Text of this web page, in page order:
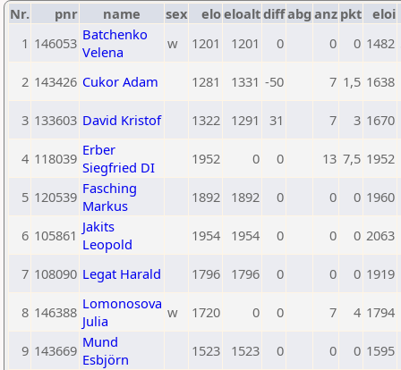
Nr. pnr name sex eloeloaltdiffabg anz pkt eloi
1 146053 Batchenko
Velena
w 1201 1201 0 0 0 1482
2 143426 Cukor Adam 1281 1331 -50 7 1,5 1638
3 133603 David Kristof 1322 1291 31 7 3 1670
4 118039 Erber
Siegfried DI
1952 0 0 13 7,5 1952
5 120539 Fasching
Markus
1892 1892 0 0 0 1960
6 105861 Jakits
Leopold
1954 1954 0 0 0 2063
7 108090 Legat Harald 1796 1796 0 0 0 1919
8 146388 Lomonosova
Julia
w 1720 0 0 7 4 1794
9 143669 Mund
Esbjörn
1523 1523 0 0 0 1595